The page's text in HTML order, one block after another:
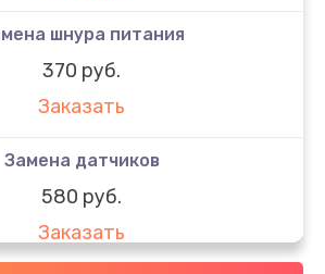
шнура питания
370 руб.
Заказать
Замена датчиков
580 руб.
Заказать